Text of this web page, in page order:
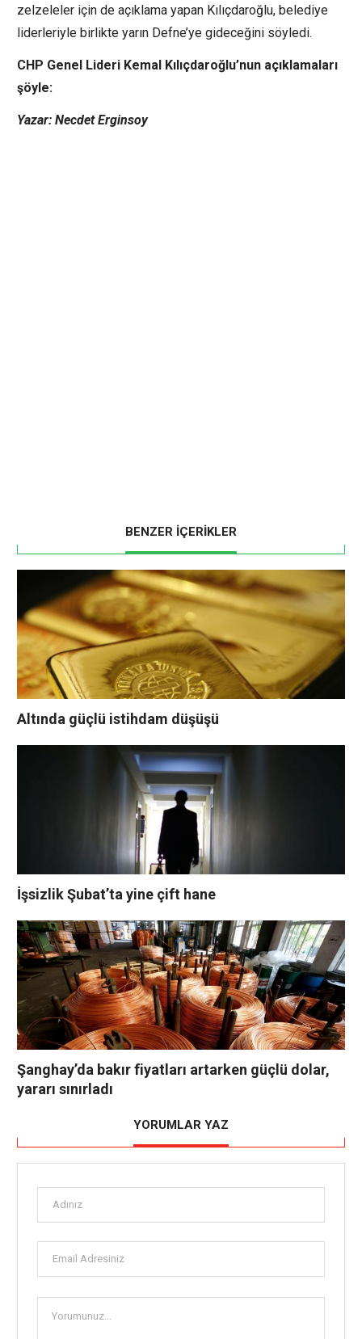
zelzeleler için de açıklama yapan Kılıçdaroğlu, belediye
liderleriyle birlikte yarın Defne’ye gideceğini söyledi.
CHP Genel Lideri Kemal Kılıçdaroğlu’nun açıklamaları
şöyle:
Yazar: Necdet Erginsoy
BENZER İÇERİKLER
Altında güçlü istihdam düşüşü
İşsizlik Şubat’ta yine çift hane
Şanghay’da bakır fiyatları artarken güçlü dolar,
yararı sınırladı
YORUMLAR YAZ